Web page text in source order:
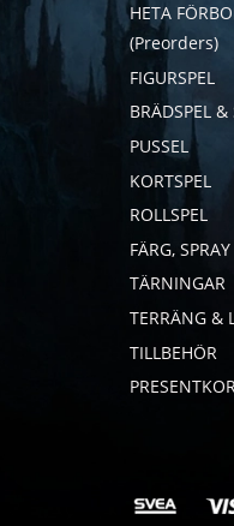
HETA
(Preorders)
FIGURSPEL
BRÄDSPEL &
PUSSEL
KORTSPEL
ROLLSPEL
FÄRG,
TÄRNINGAR
TERRÄNG &
TILLBEHÖR